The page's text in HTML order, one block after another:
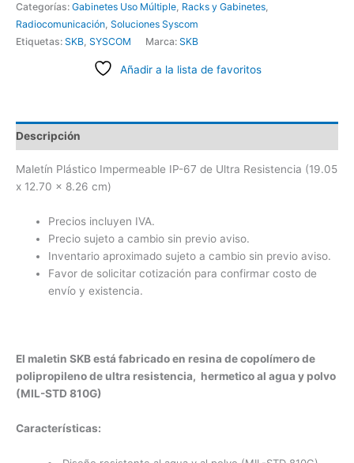
Categorías: Gabinetes Uso Múltiple, Racks y Gabinetes,
Radiocomunicación, Soluciones Syscom
Etiquetas: SKB, SYSCOM Marca: SKB
Añadir a la lista de favoritos
Descripción
Maletín Plástico Impermeable IP-67 de Ultra Resistencia (19.05
x 12.70 x 8.26 cm)
Precios incluyen IVA.
Precio sujeto a cambio sin previo aviso.
Inventario aproximado sujeto a cambio sin previo aviso.
Favor de solicitar cotización para confirmar costo de
envío y existencia.
El maletin SKB está fabricado en resina de copolímero de
polipropileno de ultra resistencia, hermetico al agua y polvo
(MIL-STD 810G)
Características: